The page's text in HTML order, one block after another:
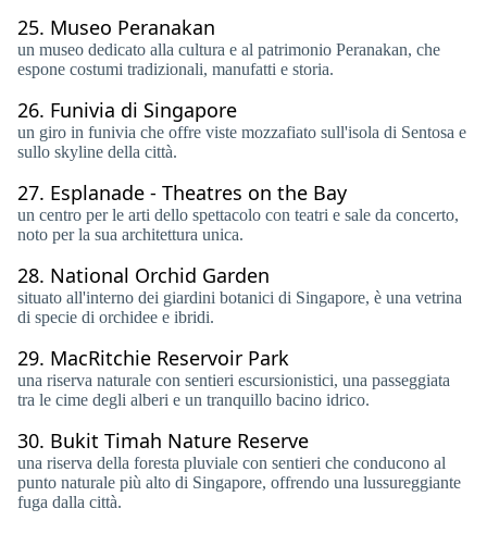
25. Museo Peranakan
un museo dedicato alla cultura e al patrimonio Peranakan, che
espone costumi tradizionali, manufatti e storia.
26. Funivia di Singapore
un giro in funivia che offre viste mozzafiato sull'isola di Sentosa e
sullo skyline della città.
27. Esplanade - Theatres on the Bay
un centro per le arti dello spettacolo con teatri e sale da concerto,
noto per la sua architettura unica.
28. National Orchid Garden
situato all'interno dei giardini botanici di Singapore, è una vetrina
di specie di orchidee e ibridi.
29. MacRitchie Reservoir Park
una riserva naturale con sentieri escursionistici, una passeggiata
tra le cime degli alberi e un tranquillo bacino idrico.
30. Bukit Timah Nature Reserve
una riserva della foresta pluviale con sentieri che conducono al
punto naturale più alto di Singapore, offrendo una lussureggiante
fuga dalla città.